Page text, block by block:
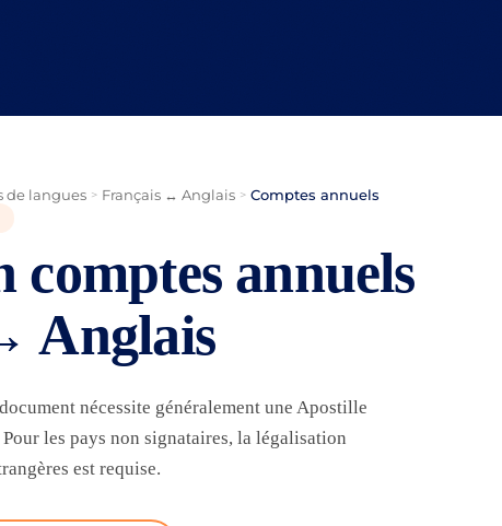
de langues > Français ↔ Anglais > Comptes annuels
annuels
Anglais
nécessite généralement une Apostille
les pays non signataires, la légalisation
est requise.